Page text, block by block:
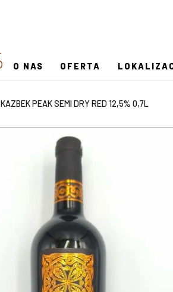
O NAS OFERTA
KAZBEK PEAK SEMI DRY RED 12,5% 0,7L